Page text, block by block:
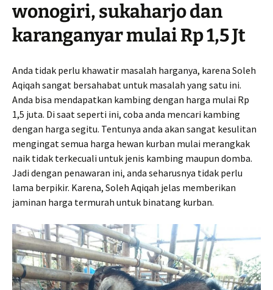
wonogiri, sukaharjo dan
karanganyar mulai Rp 1,5 Jt
Anda tidak perlu khawatir masalah harganya, karena Soleh
Aqiqah sangat bersahabat untuk masalah yang satu ini.
Anda bisa mendapatkan kambing dengan harga mulai Rp
1,5 juta. Di saat seperti ini, coba anda mencari kambing
dengan harga segitu. Tentunya anda akan sangat kesulitan
mengingat semua harga hewan kurban mulai merangkak
naik tidak terkecuali untuk jenis kambing maupun domba.
Jadi dengan penawaran ini, anda seharusnya tidak perlu
lama berpikir. Karena, Soleh Aqiqah jelas memberikan
jaminan harga termurah untuk binatang kurban.